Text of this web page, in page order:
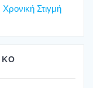
Χρονική Στιγμή